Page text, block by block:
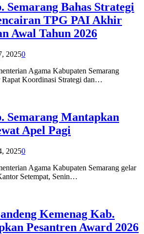
Semarang Bahas Strategi
TPG PAI Akhir
Awal Tahun 2026
20250
Agama Kabupaten Semarang
Rapat Koordinasi Strategi dan…
Semarang Mantapkan
Apel Pagi
20250
Agama Kabupaten Semarang gelar
Setempat, Senin…
Kemenag Kab.
Pesantren Award 2026